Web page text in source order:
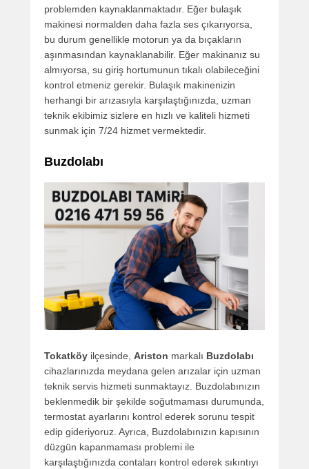
problemden kaynaklanmaktadır. Eğer bulaşık
makinesi normalden daha fazla ses çıkarıyorsa,
bu durum genellikle motorun ya da bıçakların
aşınmasından kaynaklanabilir. Eğer makinanız su
almıyorsa, su giriş hortumunun tıkalı olabileceğini
kontrol etmeniz gerekir. Bulaşık makinenizin
herhangi bir arızasıyla karşılaştığınızda, uzman
teknik ekibimiz sizlere en hızlı ve kaliteli hizmeti
sunmak için 7/24 hizmet vermektedir.
Buzdolabı
Tokatköy ilçesinde, Ariston markalı Buzdolabı
cihazlarınızda meydana gelen arızalar için uzman
teknik servis hizmeti sunmaktayız. Buzdolabınızın
beklenmedik bir şekilde soğutmaması durumunda,
termostat ayarlarını kontrol ederek sorunu tespit
edip gideriyoruz. Ayrıca, Buzdolabınızın kapısının
düzgün kapanmaması problemi ile
karşılaştığınızda contaları kontrol ederek sıkıntıyı